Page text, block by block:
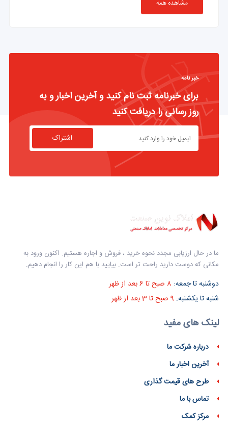
مشاهده همه
خبر نامه
برای خبرنامه ثبت نام کنید و آخرین اخبار و به
روز رسانی را دریافت کنید
اشتراک
ما در حال ارزیابی مجدد نحوه خرید ، فروش و اجاره هستیم. اکنون ورود به
مکانی که دوست دارید راحت تر است. بیایید با هم این کار را انجام دهیم.
دوشنبه تا جمعه:
شنبه تا یکشنبه:
لینک های مفید
درباره شرکت ما
آخرین اخبار ما
طرح های قیمت گذاری
تماس با ما
مرکز کمک